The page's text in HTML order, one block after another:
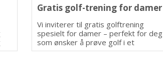
Gratis golf-trening for damer
Vi inviterer til gratis golftrening
spesielt for damer – perfekt for deg
som ønsker å prøve golf i et
inkluderende og lærerikt